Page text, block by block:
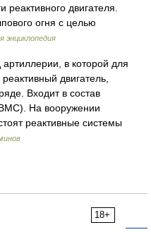
реактивного двигателя.
огня с целью
энциклопедия
в которой для
двигатель,
Входит в состав
На вооружении
реактивные системы
18+